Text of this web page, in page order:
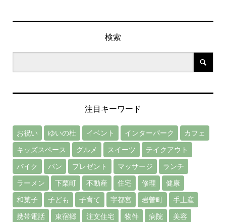
検索
注目キーワード
お祝い ゆいの杜 イベント インターパーク
カフェ
キッズスペース
グルメ スイーツ
テイクアウト
バイク
パン プレゼント マッサージ
ランチ
ラーメン
下栗町 不動産 住宅 修理
健康
和菓子
子ども 子育て 宇都宮 岩曽町
手土産
携帯電話
東宿郷 注文住宅 物件 病院
美容